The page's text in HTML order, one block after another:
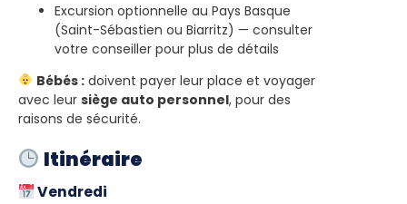
Excursion optionnelle au Pays Basque
(Saint-Sébastien ou Biarritz) — consulter
votre conseiller pour plus de détails
Bébés :doivent payer leur place et voyager
avec leur siège auto personnel, pour des
raisons de sécurité.
Itinéraire
Vendredi